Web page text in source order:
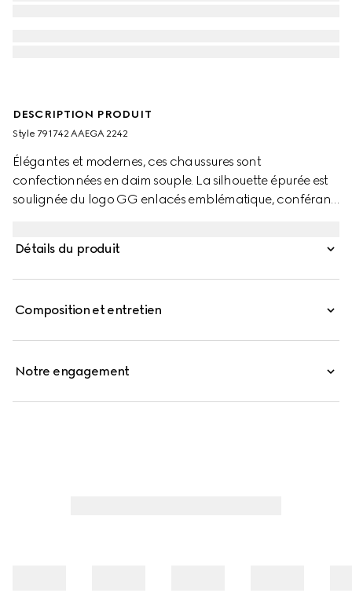
DESCRIPTION PRODUIT
Style ‎791742 AAEGA 2242
Élégantes et modernes, ces chaussures sont
confectionnées en daim souple. La silhouette épurée est
soulignée du logo GG enlacés emblématique, conférant
Détails du produit
Composition et entretien
Notre engagement